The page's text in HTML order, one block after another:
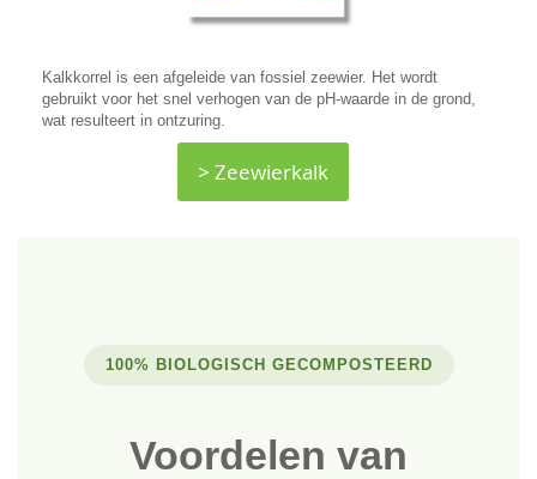
Kalkkorrel is een afgeleide van fossiel zeewier. Het wordt
gebruikt voor het snel verhogen van de pH-waarde in de grond,
wat resulteert in ontzuring.
> Zeewierkalk
100% BIOLOGISCH GECOMPOSTEERD
Voordelen van